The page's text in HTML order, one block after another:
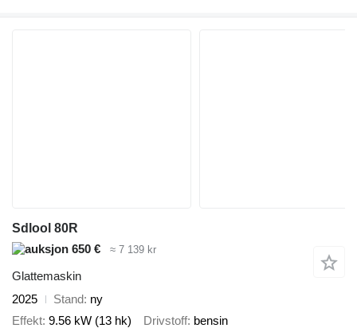
Sdlool 80R
650 €
≈ 7 139 kr
Glattemaskin
2025
Stand ny
Effekt 9.56 kW (13 hk) Drivstoff bensin